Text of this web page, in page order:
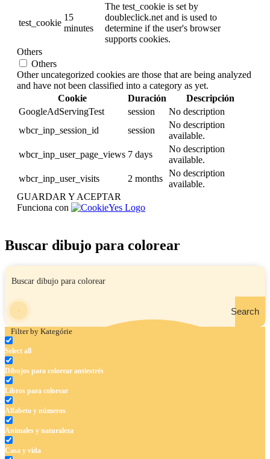
test_cookie
15
minutes
The test_cookie is set by
doubleclick.net and is used to
determine if the user's browser
supports cookies.
Others
Others
Other uncategorized cookies are those that are being analyzed
and have not been classified into a category as yet.
Cookie
Duración
Descripción
GoogleAdServingTest
session
No description
wbcr_inp_session_id
session
No description
available.
wbcr_inp_user_page_views 7 days
No description
available.
wbcr_inp_user_visits
2 months
No description
available.
GUARDAR Y ACEPTAR
Funciona con
Buscar dibujo para colorear
Search
Filter by Kategórie
Select all
Dibujos para colorear antiestrés
Libros para colorear
Alfabeto y números
Animales y naturaleza
Casa y vida